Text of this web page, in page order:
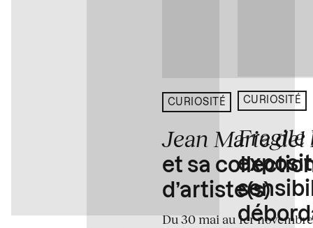
CURIOSITÉ
Jean Marie del
et sa
d’artiste(s)
Du 30 mai au 1er
CURIOSITÉ
Fragile